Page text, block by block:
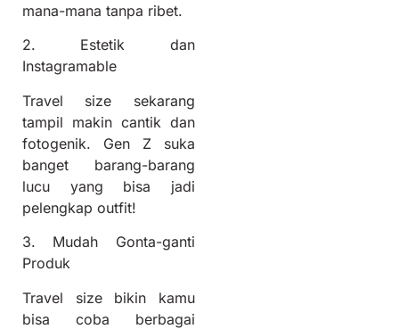
mana-mana tanpa ribet.
2. Estetik dan
Instagramable
Travel size sekarang
tampil makin cantik dan
fotogenik. Gen Z suka
banget barang-barang
lucu yang bisa jadi
pelengkap outfit!
3. Mudah Gonta-ganti
Produk
Travel size bikin kamu
bisa coba berbagai